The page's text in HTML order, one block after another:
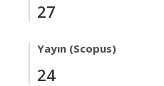
27
Yayın (Scopus)
24